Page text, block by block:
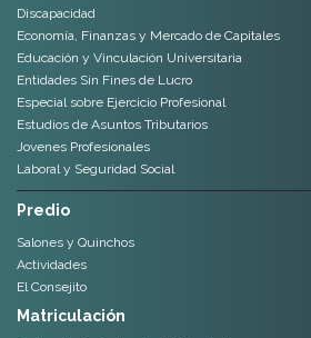
Discapacidad
Economía, Finanzas y Mercado de Capitales
Educación y Vinculación Universitaria
Entidades Sin Fines de Lucro
Especial sobre Ejercicio Profesional
Estudios de Asuntos Tributarios
Jovenes Profesionales
Laboral y Seguridad Social
Predio
Salones y Quinchos
Actividades
El Consejito
Matriculación